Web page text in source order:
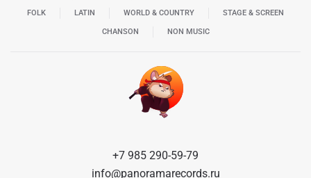
FOLK LATIN WORLD & COUNTRY STAGE & SCREEN
CHANSON NON MUSIC
+7 985 290-59-79
info@panoramarecords.ru